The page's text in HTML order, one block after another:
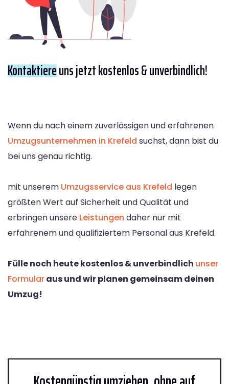
Kontaktiereuns jetzt kostenlos & unverbindlich!
Wenn du nach einem zuverlässigen und erfahrenen
Umzugsunternehmen in Krefeld suchst, dann bist du
bei uns genau richtig.
mit unserem Umzugsservice aus Krefeld legen
größten Wert auf Sicherheit und Qualität und
erbringen unsere Leistungen daher nur mit
erfahrenem und qualifiziertem Personal aus Krefeld.
Fülle noch heute kostenlos & unverbindlich unser
Formularaus und wir planen gemeinsam deinen
Umzug!